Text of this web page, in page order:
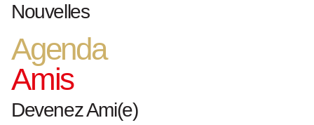
Nouvelles
Agenda
Amis
Devenez Ami(e)